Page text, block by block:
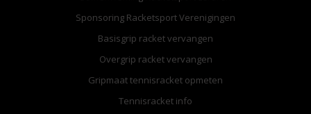
Sponsoring Racketsport Verenigingen
Basisgrip racket vervangen
Overgrip racket vervangen
Gripmaat tennisracket opmeten
Tennisracket info